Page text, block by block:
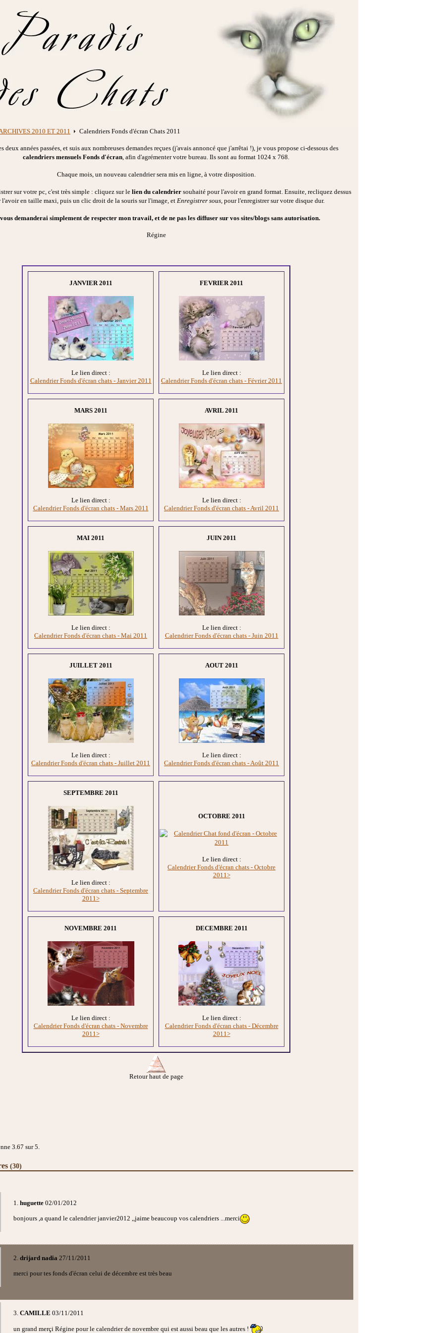
2010 ET 2011 Calendriers Fonds d'écran Chats 2011
deux années passées, et suis aux nombreuses demandes reçues (j'avais annoncé que j'arrêtai !), je vous propose ci-dessous des
calendriers mensuels Fonds d'écran , afin d'agrémenter votre bureau. Ils sont au format 1024 x 768.
Chaque mois, un nouveau calendrier sera mis en ligne, à votre disposition.
sur votre pc, c'est très simple : cliquez sur le lien du calendriersouhaité pour l'avoir en grand format. Ensuite, recliquez dessus
l'avoir en taille maxi, puis un clic droit de la souris sur l'image, et Enregistrer sous, pour l'enregistrer sur votre disque dur.
demanderai simplement de respecter mon travail, et de ne pas les diffuser sur vos sites/blogs sans autorisation.
Régine
JANVIER 2011
Le lien direct :
Calendrier Fonds d'écran chats - Janvier 2011
FEVRIER 2011
Le lien direct :
Calendrier Fonds d'écran chats - Février 2011
MARS 2011
Le lien direct :
Calendrier Fonds d'écran chats - Mars 2011
AVRIL 2011
Le lien direct :
Calendrier Fonds d'écran chats - Avril 2011
MAI 2011
Le lien direct :
Calendrier Fonds d'écran chats - Mai 2011
JUIN 2011
Le lien direct :
Calendrier Fonds d'écran chats - Juin 2011
JUILLET 2011
Le lien direct :
Calendrier Fonds d'écran chats - Juillet 2011
AOUT 2011
Le lien direct :
Calendrier Fonds d'écran chats - Août 2011
SEPTEMBRE 2011
Le lien direct :
Calendrier Fonds d'écran chats - Septembre
2011>
OCTOBRE 2011
Le lien direct :
Calendrier Fonds d'écran chats - Octobre
2011>
NOVEMBRE 2011
Le lien direct :
Calendrier Fonds d'écran chats - Novembre
2011>
DECEMBRE 2011
Le lien direct :
Calendrier Fonds d'écran chats - Décembre
2011>
Retour haut de page
3.67 sur 5.
(30)
1. huguette 02/01/2012
bonjours ,a quand le calendrier janvier2012 ,,jaime beaucoup vos calendriers ...merci
2. drijard nadia 27/11/2011
merci pour tes fonds d'écran celui de décembre est très beau
3. CAMILLE 03/11/2011
un grand merçi Régine pour le calendrier de novembre qui est aussi beau que les autres !